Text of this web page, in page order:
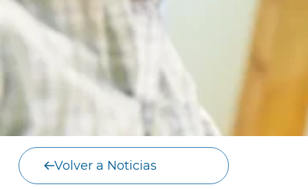
Volver a Noticias